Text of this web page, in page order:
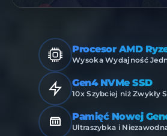
Ochrona DDoS
Procesor AMD
Wysoka Wydajność
Gen4 NVMe SSD
10x Szybciej niż Zwykły
Pamięć Nowej
Ultraszybka i